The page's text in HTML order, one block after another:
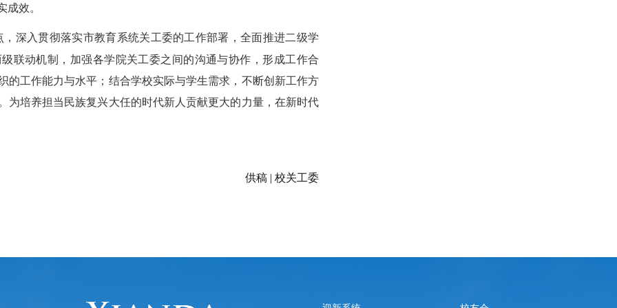
成效。
深入贯彻落实市教育系统关工委的工作部署，全面推进二级学
联动机制，加强各学院关工委之间的沟通与协作，形成工作合
的工作能力与水平；结合学校实际与学生需求，不断创新工作方
为培养担当民族复兴大任的时代新人贡献更大的力量，在新时代
供稿 | 校关工委